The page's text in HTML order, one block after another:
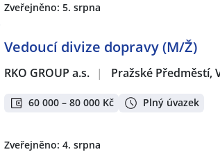
Zveřejněno: 5. srpna
Vedoucí divize dopravy (M/Ž)
RKO GROUP a.s. | Pražské Předměstí,
60 000 – 80 000 Kč Plný úvazek
Zveřejněno: 4. srpna